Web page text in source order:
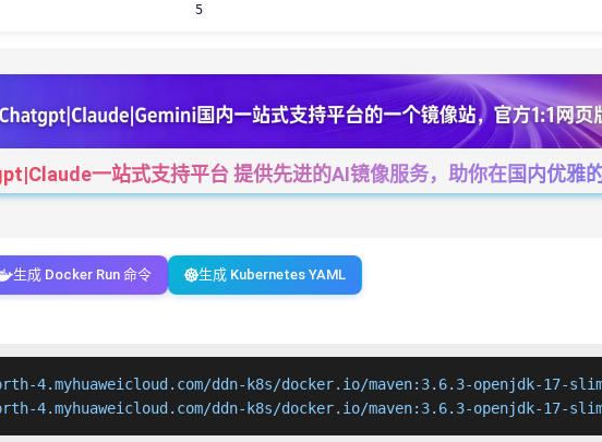
5
一站式支持平台 提供先进的AI镜像服务，助你在国内优雅
生成 Docker Run 命令 生成 Kubernetes YAML
4.myhuaweicloud.com/ddn-k8s/docker.io/maven:3.6.3-openjdk-17-
4.myhuaweicloud.com/ddn-k8s/docker.io/maven:3.6.3-openjdk-17-